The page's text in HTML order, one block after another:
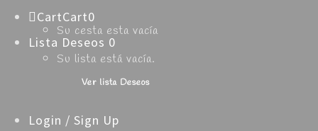
CartCart0
Su cesta esta vacía
Lista Deseos 0
Su lista está vacía.
Ver lista Deseos
Login / Sign Up